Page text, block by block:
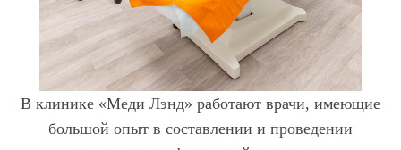
В клинике «Меди Лэнд» работают врачи, имеющие
большой опыт в составлении и проведении